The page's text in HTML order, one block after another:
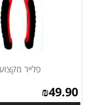
פלייר
₪49.90